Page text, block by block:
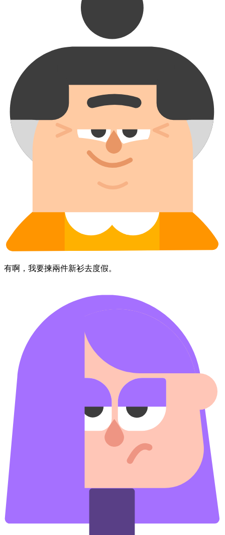
有啊，​我​要​揀​兩​件​新​衫​去​度假。